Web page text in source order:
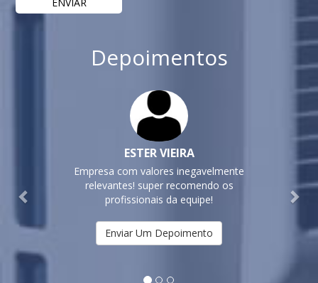
Depoimentos
ESTER VIEIRA
Empresa com valores inegavelmente
relevantes! super recomendo os
profissionais da equipe!
Enviar Um Depoimento